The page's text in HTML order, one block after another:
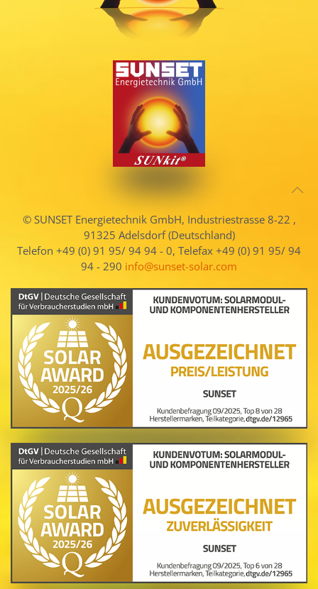
© SUNSET Energietechnik GmbH, Industriestrasse 8-22 ,
91325 Adelsdorf (Deutschland)
Telefon +49 (0) 91 95/ 94 94 - 0, Telefax +49 (0) 91 95/ 94
94 - 290 info@sunset-solar.com